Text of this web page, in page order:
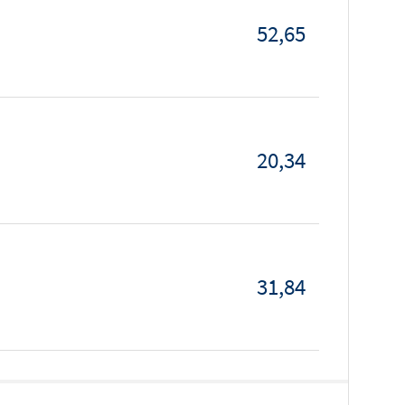
52,65
20,34
31,84